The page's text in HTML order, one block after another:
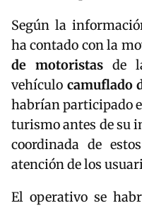
Según la
ha contado con la
de motoristasde
vehículo camuflado
habrían participado
turismo antes de su
coordinada de
atención de los
El operativo se